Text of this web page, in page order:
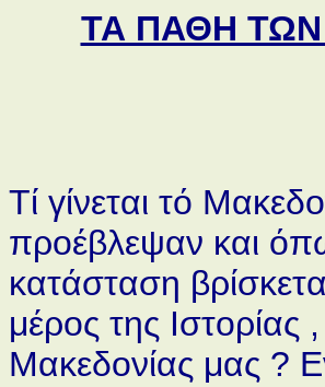
ΤΑ ΠΑΘΗ
Τί γίνεται τό
προέβλεψαν και
κατάσταση
μέρος της
Μακεδονίας μας ?